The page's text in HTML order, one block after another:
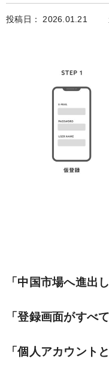
投稿日： 2026.01.21
「中国市場へ進出
「登録画面がすべ
「個人アカウント